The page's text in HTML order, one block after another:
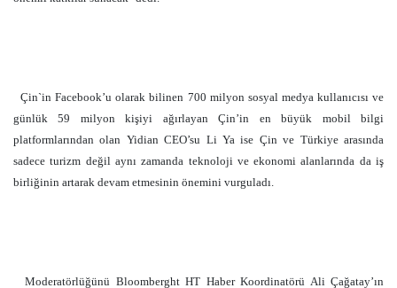
Çin`in Facebook’u olarak bilinen 700 milyon sosyal medya kullanıcısı ve
günlük 59 milyon kişiyi ağırlayan Çin’in en büyük mobil bilgi
platformlarından olan Yidian CEO’su Li Ya ise Çin ve Türkiye arasında
sadece turizm değil aynı zamanda teknoloji ve ekonomi alanlarında da iş
birliğinin artarak devam etmesinin önemini vurguladı.
Moderatörlüğünü Bloomberght HT Haber Koordinatörü Ali Çağatay’ın